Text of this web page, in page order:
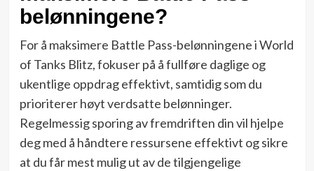
belønningene?
For å maksimere Battle Pass-belønningene i World
of Tanks Blitz, fokuser på å fullføre daglige og
ukentlige oppdrag effektivt, samtidig som du
prioriterer høyt verdsatte belønninger.
Regelmessig sporing av fremdriften din vil hjelpe
deg med å håndtere ressursene effektivt og sikre
at du får mest mulig ut av de tilgjengelige